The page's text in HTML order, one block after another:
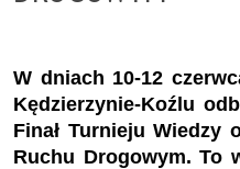
W dniach 10-12
Kędzierzynie-Koźlu
Finał Turnieju Wiedzy
Ruchu Drogowym. To